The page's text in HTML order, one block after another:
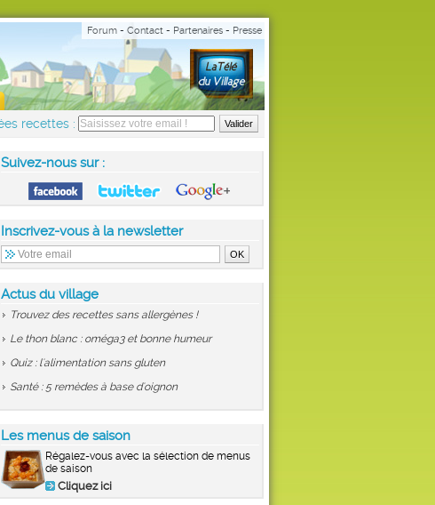
Forum - Contact - Partenaires - Presse
recettes :
Suivez-nous sur :
Inscrivez-vous à la newsletter
Actus du village
Trouvez des recettes sans allergènes !
Le thon blanc : oméga3 et bonne humeur
Quiz : l'alimentation sans gluten
Santé : 5 remèdes à base d'oignon
Les menus de saison
Régalez-vous avec la sélection de menus
de saison
Cliquez ici